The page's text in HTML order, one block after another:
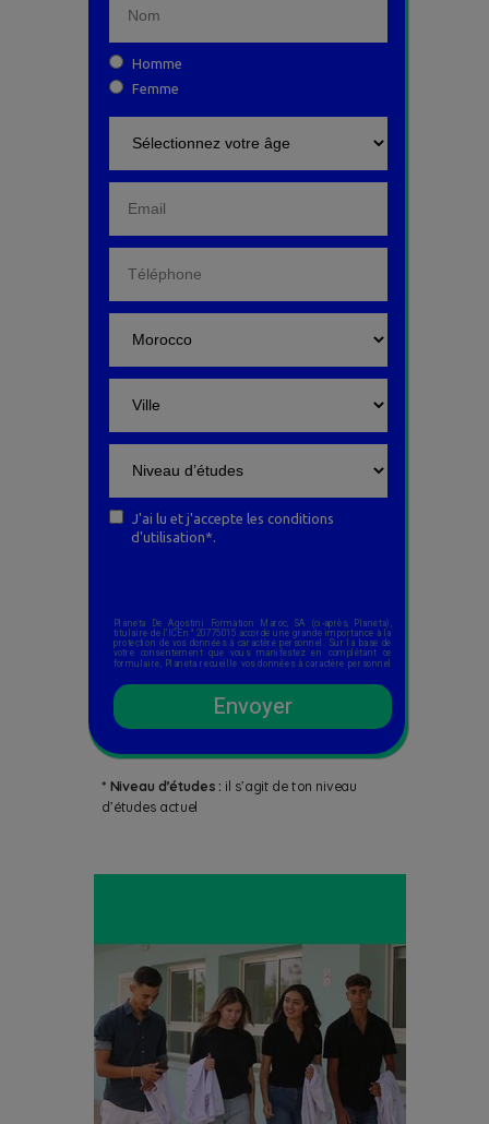
Planeta De Agostini Formation Maroc, SA (ci-après, Planeta),
titulaire de l’ICE n° 20775015 accorde une grande importance à la
protection de vos données à caractère personnel. Sur la base de
votre consentement que vous manifestez en complétant ce
formulaire, Planeta recueille vos données à caractère personnel
communiquer des informations sur le programme choisi lors
des deux prochaines rentrées. Passée cette période-là, où dès que
les informations demandées vous seront fournies, vos données
seront supprimées sans que cette durée puisse excéder 3 ans à
compter de votre dernier contact avec Planeta. Conformément à la
droit d’accès, droit de rectification, droit d’opposition, pour des
raisons légitimes, au traitement de vos données. Vous pourrez
et sans frais et vous inscrire sur la liste d'opposition au
démarchage téléphonique. Pour exercer vos droits, merci
d’adresser à l’adresse électronique suivante
Pour plus d’informations sur le traitement de vos données
Homme
Femme
J'ai lu et j'accepte les conditions
d'utilisation*.
Envoyer
* Niveau d’études : il s’agit de ton niveau
d’études actuel